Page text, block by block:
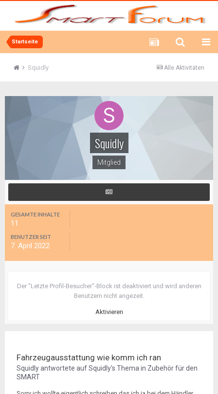
Startseite
Alle Aktivitäten
Squidly
Squidly
Mitglied
GESAMTE INHALTE
11
BENUTZER SEIT
7. April 2022
Der "Letzte Profil-Besucher"-Block ist deaktiviert und wird anderen
Benutzern nicht angezeit.
Aktivieren
Fahrzeugausstattung wie komm ich ran
Squidlyantwortete aufSquidly's Thema in Zubehör für den
SMART